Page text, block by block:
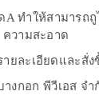
A ทำให้สามารถ
ความสะอาด
ยละเอียดและสั่ง
งกอก พีวีเอส จำ